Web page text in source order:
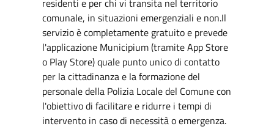
residenti e per chi vi transita nel territorio
comunale, in situazioni emergenziali e non.Il
servizio è completamente gratuito e prevede
l'applicazione Municipium (tramite App Store
o Play Store) quale punto unico di contatto
per la cittadinanza e la formazione del
personale della Polizia Locale del Comune con
l'obiettivo di facilitare e ridurre i tempi di
intervento in caso di necessità o emergenza.